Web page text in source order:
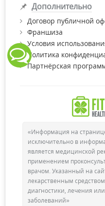
Дополнительно
Договор публичной
Франшиза
Условия
Политика
Партнёрская
«Информация на
исключительно в
является медицинской
применением
врачом. Указанный на
лекарственным
диагностики, лечения
заболеваний»